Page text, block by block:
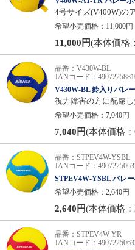
4号サイズ(V400W)の
希望小売価格：11,000円
11,000円(本体価格
品番：V430W-BL
JANコード：
V430W-BL 鈴入りバレ
視力障害の方に配慮し
希望小売価格：7,040円
7,040円(本体価格
品番：STPEV4W-YSBL
JANコード：
STPEV4W-YSBL バレ
希望小売価格：2,640円
2,640円(本体価格
品番：STPEV4W-YR
JANコード：